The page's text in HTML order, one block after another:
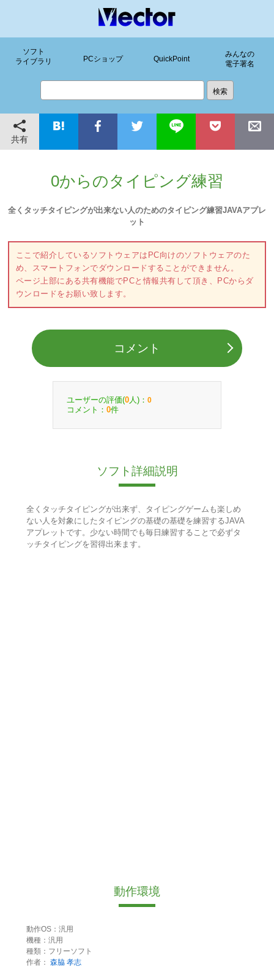
ソフト
ライブラリ
PCショップ QuickPoint
みんなの
電子署名
共有
0からのタイピング練習
全くタッチタイピングが出来ない人のためのタイピング練習JAVAアプレ
ット
ここで紹介しているソフトウェアはPC向けのソフトウェアのた
め、スマートフォンでダウンロードすることができません。
ページ上部にある共有機能でPCと情報共有して頂き、PCからダ
ウンロードをお願い致します。
コメント
ユーザーの評価(0 人)： 0
コメント： 0件
ソフト詳細説明
全くタッチタイピングが出来ず、タイピングゲームも楽しめ
ない人を対象にしたタイピングの基礎の基礎を練習するJAVA
アプレットです。少ない時間でも毎日練習することで必ずタ
ッチタイピングを習得出来ます。
動作環境
動作OS：汎用
機種：汎用
種類：フリーソフト
作者： 森脇 孝志